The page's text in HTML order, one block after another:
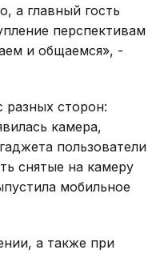
а главный гость
перспективам
и общаемся», -
разных сторон:
камера,
пользователи
снятые на камеру
мобильное
а также при